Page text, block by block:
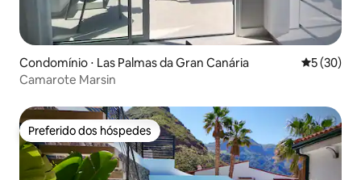
Condomínio ⋅ Las Palmas da Gran Canária 5 de uma
5 (30)
Camarote Marsin
Preferido dos hóspedes
Preferido dos hóspedes